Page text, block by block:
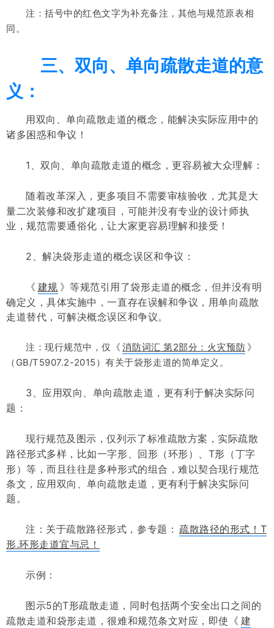
注：括号中的红色文字为补充备注，其他与规范原表相
同。
三、双向、单向疏散走道的意
义：
用双向、单向疏散走道的概念，能解决实际应用中的
诸多困惑和争议！
1、双向、单向疏散走道的概念，更容易被大众理解：
随着改革深入， 更多项目不需要审核验收，尤其是大
量二次装修和改扩建项目，可能并没有专业的设计师执
业，规范需要通俗化，让大家更容易理解和接受！
2、解决袋形走道的概念误区和争议：
《 建规 》等规范引用了袋形走道的概念，但并没有明
确定义，具体实施中，一直存在误解和争议，用单向疏散
走道替代，可解决概念误区和争议。
注：现行规范中，仅《 消防词汇 第2部分：火灾预防 》
（GB/T5907.2-2015）有关于袋形走道的简单定义。
3、应用双向、单向疏散走道，更有利于解决实际问
题：
现行规范及图示，仅列示了标准疏散方案， 实际疏散
路径形式多样，比如一字形、回形（环形）、T形（丁字
形）等，而且往往是多种形式的组合，难以契合现行规范
条文，应用双向、单向疏散走道，更有利于解决实际问
题。
注：关于疏散路径形式，参专题： 疏散路径的形式！T
形.环形走道宜与忌！
示例：
图示5的T形疏散走道，同时包括两个安全出口之间的
疏散走道和袋形走道，很难和规范条文对应，即使《 建